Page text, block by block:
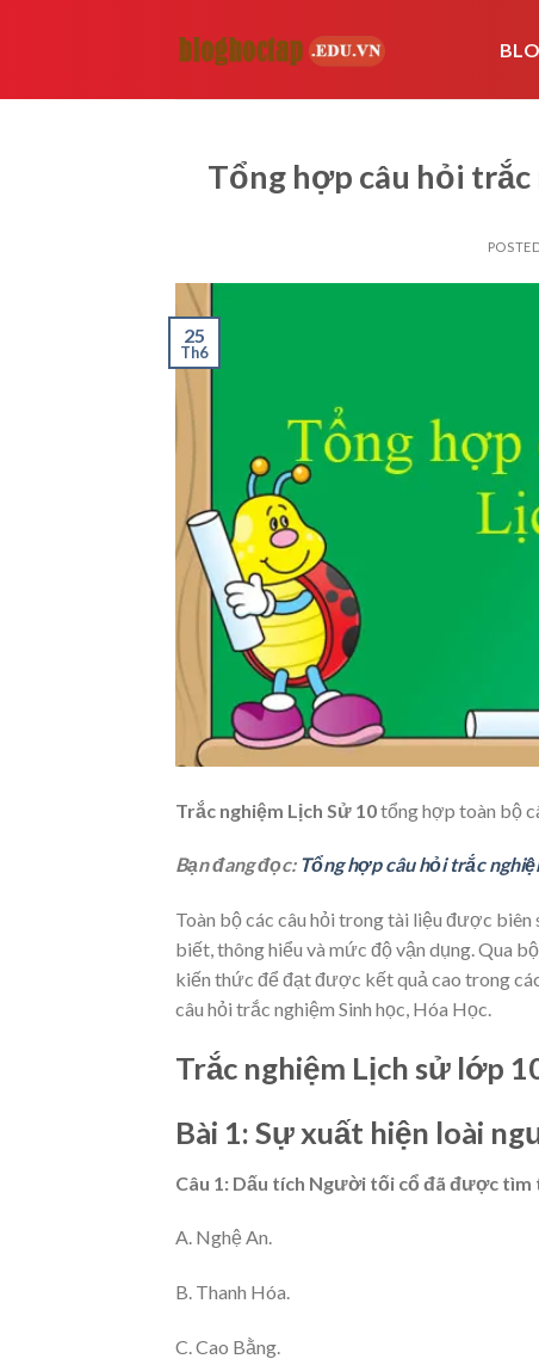
Tổng hợp câu hỏi
25
Th6
Trắc nghiệm Lịch Sử 10tổng hợp toàn bộ
Bạn đang đọc: Tổng hợp câu hỏi trắc
Toàn bộ các câu hỏi trong tài liệu được
biết, thông hiểu và mức độ vận dụng. Qua
kiến thức để đạt được kết quả cao trong
câu hỏi trắc nghiệm Sinh học, Hóa Học.
Trắc nghiệm Lịch sử lớp
Bài 1: Sự xuất hiện loài
Câu 1: Dấu tích Người tối cổ đã được
A. Nghệ An.
B. Thanh Hóa.
C. Cao Bằng.